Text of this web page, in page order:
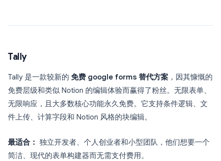
Tally
Tally 是一款较新的 免费 google forms 替代方案 ，因其慷慨的
免费层级和类似 Notion 的编辑体验而赢得了粉丝。无限表单、
无限响应，且大多数核心功能永久免费。它支持条件逻辑、文
件上传、计算字段和 Notion 风格的块编辑。
最适合： 独立开发者、个人创业者和小型团队，他们想要一个
简洁、现代的表单构建器而无需支付费用。